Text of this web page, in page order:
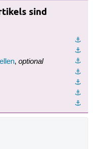
sind
⚓︎
⚓︎
⚓︎
, optional
⚓︎
⚓︎
⚓︎
⚓︎